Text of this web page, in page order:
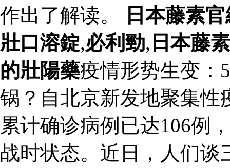
作出了解读。
日本藤素
壯口溶錠,必利勁, 日本藤
的壯陽藥疫情形势生变：
锅？自北京新发地聚集性
累计确诊病例已达106例
战时状态。近日，人们谈